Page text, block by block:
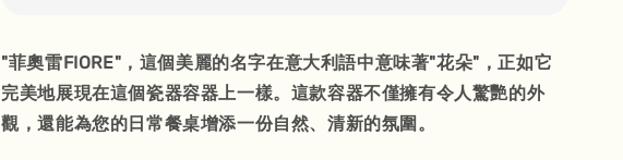
"菲奧雷FIORE"，這個美麗的名字在意大利語中意味著"花朵"，正如它
完美地展現在這個瓷器容器上一樣。這款容器不僅擁有令人驚艷的外
觀，還能為您的日常餐桌增添一份自然、清新的氛圍。